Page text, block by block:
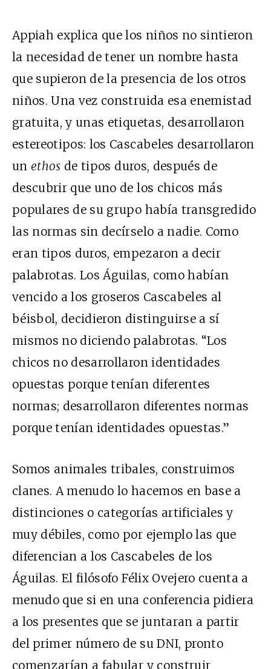
Appiah explica que los niños no sintieron
la necesidad de tener un nombre hasta
que supieron de la presencia de los otros
niños. Una vez construida esa enemistad
gratuita, y unas etiquetas, desarrollaron
estereotipos: los Cascabeles desarrollaron
unethos de tipos duros, después de
descubrir que uno de los chicos más
populares de su grupo había transgredido
las normas sin decírselo a nadie. Como
eran tipos duros, empezaron a decir
palabrotas. Los Águilas, como habían
vencido a los groseros Cascabeles al
béisbol, decidieron distinguirse a sí
mismos no diciendo palabrotas. “Los
chicos no desarrollaron identidades
opuestas porque tenían diferentes
normas; desarrollaron diferentes normas
porque tenían identidades opuestas.”
Somos animales tribales, construimos
clanes. A menudo lo hacemos en base a
distinciones o categorías artificiales y
muy débiles, como por ejemplo las que
diferencian a los Cascabeles de los
Águilas. El filósofo Félix Ovejero cuenta a
menudo que si en una conferencia pidiera
a los presentes que se juntaran a partir
del primer número de su DNI, pronto
comenzarían a fabular y construir